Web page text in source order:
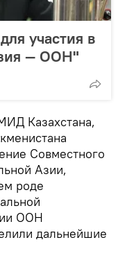
участия в
— ООН"
Казахстана,
Совместного
Азии,
роде
ООН
дальнейшие